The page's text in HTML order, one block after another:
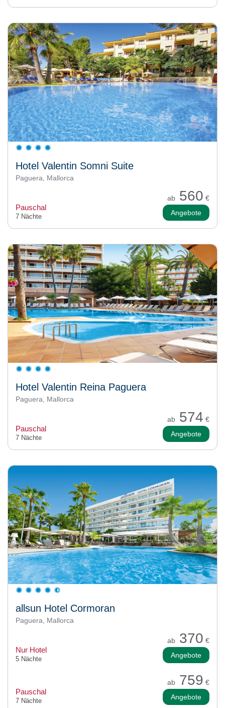
Hotel Valentin Somni Suite
Paguera, Mallorca
ab 560 €
Pauschal
7 Nächte Angebote
Hotel Valentin Reina Paguera
Paguera, Mallorca
ab 574 €
Pauschal
7 Nächte Angebote
allsun Hotel Cormoran
Paguera, Mallorca
ab 370 €
Nur Hotel
5 Nächte Angebote
ab 759 €
Pauschal
7 Nächte Angebote